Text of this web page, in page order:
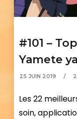
#101 –
Yamete
25 JUIN 2019
Les 22
soin,